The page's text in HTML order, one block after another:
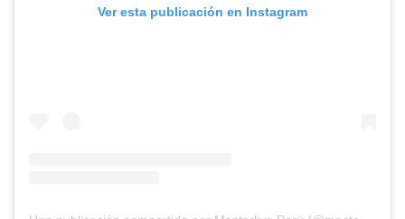
Ver esta publicación en Instagram